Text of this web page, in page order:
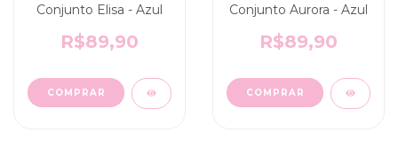
Conjunto Elisa - Azul
R$89,90
COMPRAR
Conjunto Aurora - Azul
R$89,90
COMPRAR